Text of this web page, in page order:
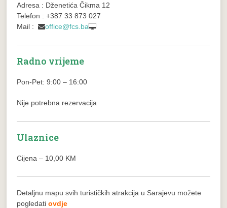
Adresa : Dženetića Čikma 12
Telefon : +387 33 873 027
Mail :
office@fcs.ba
Radno vrijeme
Pon-Pet: 9:00 – 16:00
Nije potrebna rezervacija
Ulaznice
Cijena – 10,00 KM
Detaljnu mapu svih turističkih atrakcija u Sarajevu možete
pogledatiovdje